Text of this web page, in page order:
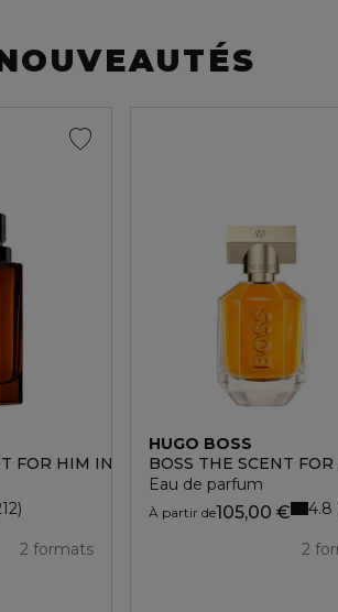
FOR HIM INTENSE
2 formats
HUGO BOSS
BOSS THE SCENT
Eau de parfum
À partir de105,00 €
2
4.8